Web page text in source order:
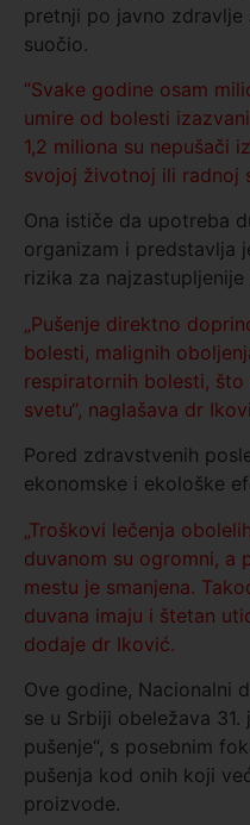
pretnji po javno zdravlje
suočio.
“Svake godine osam
umire od bolesti
1,2 miliona su nepušači
svojoj životnoj ili radnoj
Ona ističe da upotreba
organizam i predstavlja
rizika za
„Pušenje direktno
bolesti, malignih
respiratornih bolesti,
svetu“, naglašava dr
Pored zdravstvenih
ekonomske i ekološke
„Troškovi lečenja
duvanom su ogromni, a
mestu je smanjena.
duvana imaju i štetan
dodaje dr Iković.
Ove godine, Nacionalni
se u Srbiji obeležava 31.
pušenje“, s posebnim
pušenja kod onih koji
proizvode.